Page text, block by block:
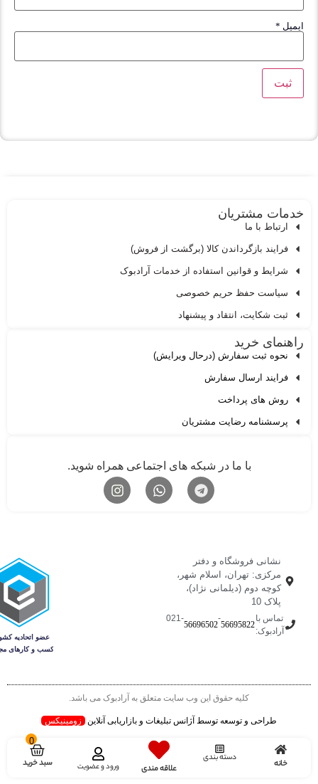
ایمیل*
خدمات مشتریان
ارتباط با ما
فرایند بازگرداندن کالا (برگشت از فروش)
شرایط و قوانین استفاده از خدمات آرادبوک
سیاست حفظ حریم خصوصی
ثبت شکایت، انتقاد و پیشنهاد
راهنمای خرید
نحوه ثبت سفارش (درحال ویرایش)
فرایند ارسال سفارش
روش های پرداخت
پرسشنامه رضایت مشتریان
با ما در شبکه های اجتماعی همراه شوید.
نشانی فروشگاه و دفتر
مرکزی: تهران، اسلام شهر،
کوچه دوم (دیلمانی نژاد)،
پلاک 10
تماس با
آرادبوک:
56695822
56696502
کلیه حقوق این وب سایت متعلق به آرادبوک می باشد.
طراحی و توسعه توسط آژانس تبلیغات و بازاریابی آنلاین زومینیکس
دسته بندی
علاقه مندی
ورود و عضویت سبد خرید